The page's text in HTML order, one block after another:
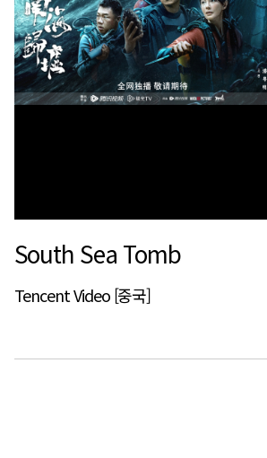
South Sea Tomb
Tencent Video [중국]